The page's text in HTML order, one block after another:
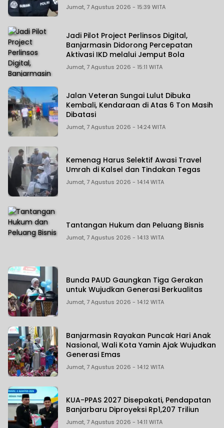
Jumat, 7 Agustus 2026 - 15:39 WITA
Jadi Pilot Project Perlinsos Digital,
Banjarmasin Didorong Percepatan
Aktivasi IKD melalui Jemput Bola
Jumat, 7 Agustus 2026 - 15:11 WITA
Jalan Veteran Sungai Lulut Dibuka
Kembali, Kendaraan di Atas 6 Ton Masih
Dibatasi
Jumat, 7 Agustus 2026 - 14:24 WITA
Kemenag Harus Selektif Awasi Travel
Umrah di Kalsel dan Tindakan Tegas
Jumat, 7 Agustus 2026 - 14:14 WITA
Tantangan Hukum dan Peluang Bisnis
Jumat, 7 Agustus 2026 - 14:13 WITA
Bunda PAUD Gaungkan Tiga Gerakan
untuk Wujudkan Generasi Berkualitas
Jumat, 7 Agustus 2026 - 14:12 WITA
Banjarmasin Rayakan Puncak Hari Anak
Nasional, Wali Kota Yamin Ajak Wujudkan
Generasi Emas
Jumat, 7 Agustus 2026 - 14:12 WITA
KUA-PPAS 2027 Disepakati, Pendapatan
Banjarbaru Diproyeksi Rp1,207 Triliun
Jumat, 7 Agustus 2026 - 14:11 WITA